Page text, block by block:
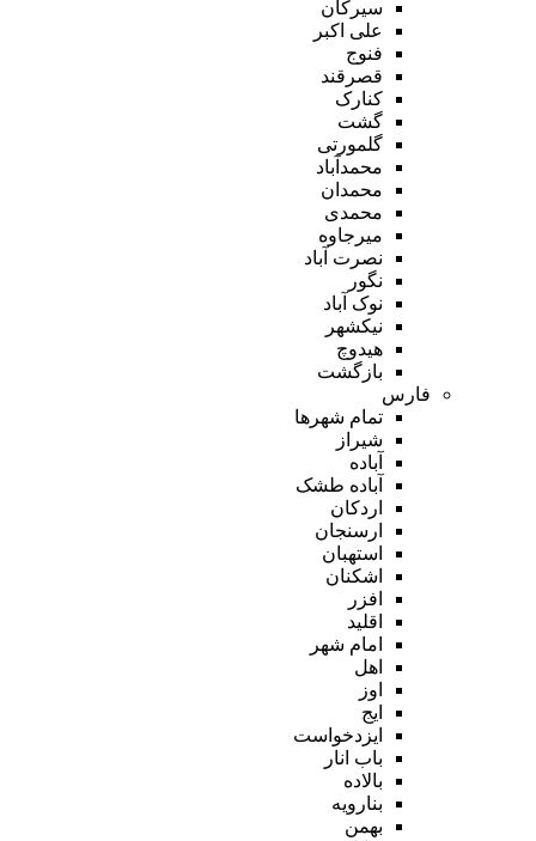
سیرکان
علی اکبر
فنوج
قصرقند
کنارک
گشت
گلمورتی
محمدآباد
محمدان
محمدی
میرجاوه
نصرت آباد
نگور
نوک آباد
نیکشهر
هیدوچ
بازگشت
فارس
تمام شهر‌ها
شیراز
آباده
آباده طشک
اردکان
ارسنجان
استهبان
اشکنان
افزر
اقلید
امام شهر
اهل
اوز
ایج
ایزدخواست
باب انار
بالاده
بنارویه
بهمن